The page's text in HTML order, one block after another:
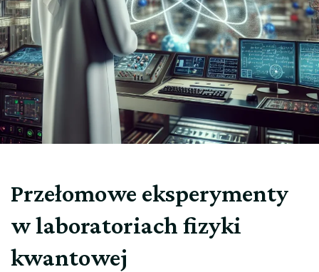
Przełomowe eksperymenty
w laboratoriach fizyki
kwantowej